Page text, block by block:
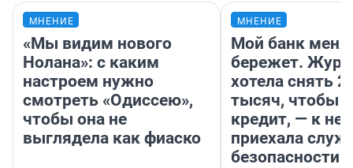
МНЕНИЕ
«Мы видим нового
Нолана»: с каким
настроем нужно
смотреть «Одиссею»,
чтобы она не
выглядела как фиаско
МНЕНИЕ
Мой банк меня
бережет.
хотела снять
тысяч, чтобы
кредит, — к
приехала
безопасности